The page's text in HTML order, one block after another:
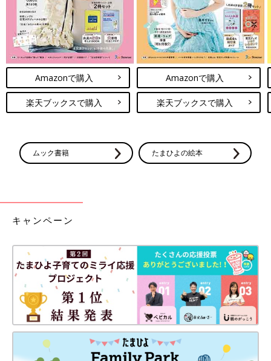
Amazonで購入
楽天ブックスで購入
Amazonで購入
楽天ブックスで購入
ムック書籍 たまひよの絵本
キャンペーン